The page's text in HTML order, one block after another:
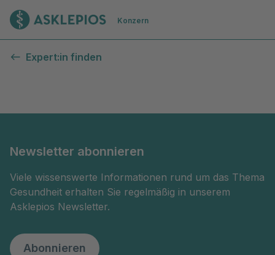
Zur Startseite
Konzern
Expert:in finden
Newsletter abonnieren
Viele wissenswerte Informationen rund um das Thema
Gesundheit erhalten Sie regelmäßig in unserem
Asklepios Newsletter.
Abonnieren